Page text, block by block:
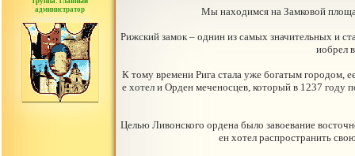
администратор
сообщений: 2765
Мы находимся на Замковой
Рижский замок – однин из самых значительных и
иобрел
К тому времени Рига стала уже богатым городом,
е хотел и Орден меченосцев, который в 1237 году
Целью Ливонского ордена было завоевание
ен хотел распространить